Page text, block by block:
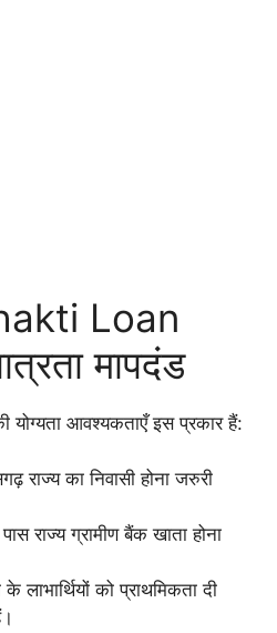
Loan
मापदंड
योग्यता आवश्यकताएँ इस प्रकार हैं:
राज्य का निवासी होना जरुरी
राज्य ग्रामीण बैंक खाता होना
लाभार्थियों को प्राथमिकता दी